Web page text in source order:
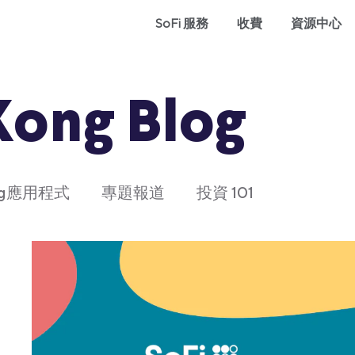
SoFi 服務 收費 資源中心
Blog
應用程式 專題報道 投資 101